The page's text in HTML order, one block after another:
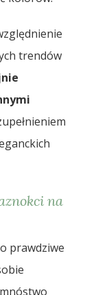
trendów
na
prawdziwe